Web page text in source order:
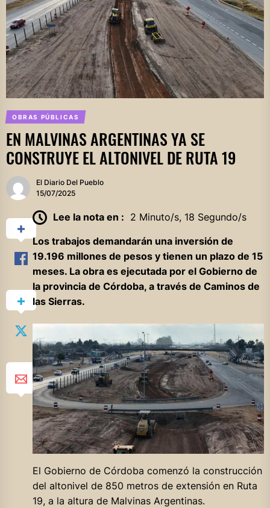
OBRAS PÚBLICAS
EN MALVINAS ARGENTINAS YA SE
CONSTRUYE EL ALTONIVEL DE RUTA 19
El Diario Del Pueblo
15/07/2025
Lee la nota en : 2 Minuto/s, 18 Segundo/s
Los trabajos demandarán una inversión de
19.196 millones de pesos y tienen un plazo de 15
meses. La obra es ejecutada por el Gobierno de
la provincia de Córdoba, a través de Caminos de
las Sierras.
El Gobierno de Córdoba comenzó la construcción
del altonivel de 850 metros de extensión en Ruta
19, a la altura de Malvinas Argentinas.